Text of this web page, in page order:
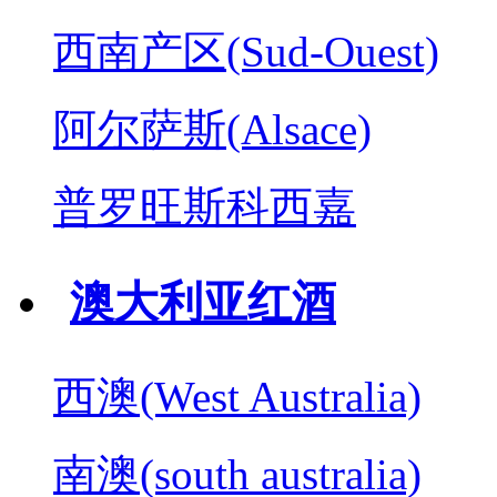
西南产区(Sud-Ouest)
阿尔萨斯(Alsace)
普罗旺斯科西嘉
澳大利亚红酒
西澳(West Australia)
南澳(south australia)